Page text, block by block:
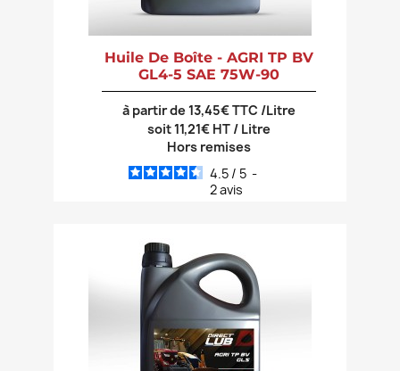
Huile De Boîte - AGRI TP BV
GL4-5 SAE 75W-90
à partir de 13,45€ TTC /Litre
soit 11,21€ HT / Litre
Hors remises
4.5 / 5 -
2avis